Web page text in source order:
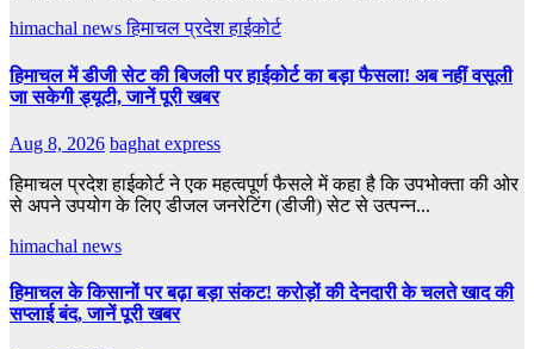
himachal newsहिमाचल प्रदेश हाईकोर्ट
हिमाचल में डीजी सेट की बिजली पर हाईकोर्ट का बड़ा फैसला! अब नहीं वसूली
जा सकेगी ड्यूटी, जानें पूरी खबर
Aug 8, 2026 baghat express
हिमाचल प्रदेश हाईकोर्ट ने एक महत्वपूर्ण फैसले में कहा है कि उपभोक्ता की ओर
से अपने उपयोग के लिए डीजल जनरेटिंग (डीजी) सेट से उत्पन्न...
himachal news
हिमाचल के किसानों पर बढ़ा बड़ा संकट! करोड़ों की देनदारी के चलते खाद की
सप्लाई बंद, जानें पूरी खबर